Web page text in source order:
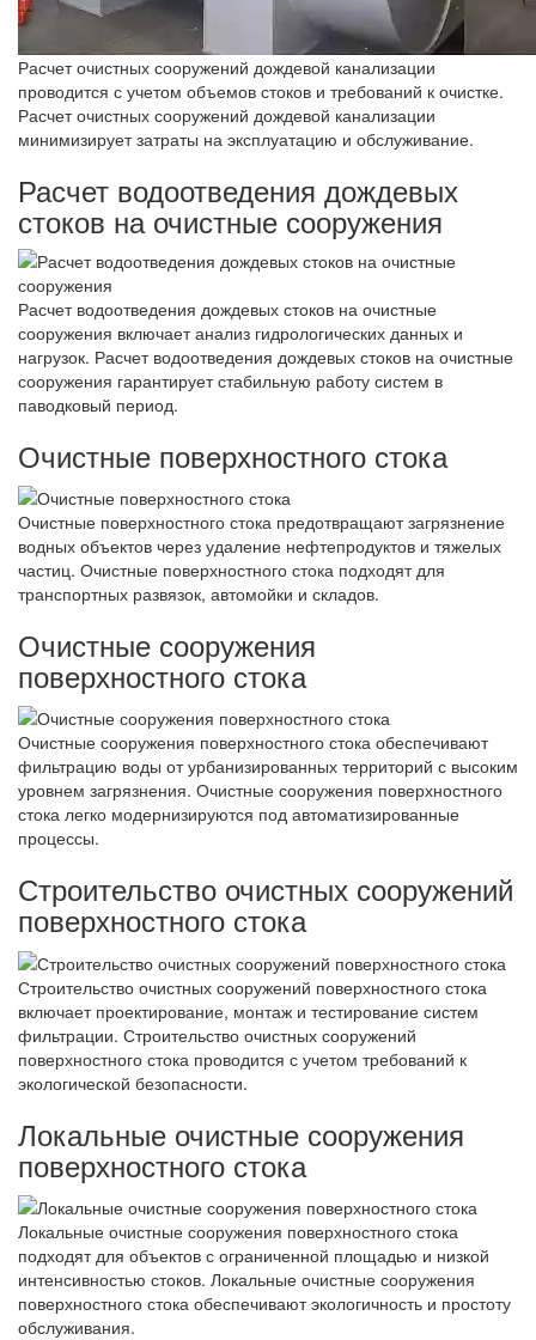
Расчет очистных сооружений дождевой канализации
проводится с учетом объемов стоков и требований к очистке.
Расчет очистных сооружений дождевой канализации
минимизирует затраты на эксплуатацию и обслуживание.
Расчет водоотведения дождевых
стоков на очистные сооружения
Расчет водоотведения дождевых стоков на очистные
сооружения включает анализ гидрологических данных и
нагрузок. Расчет водоотведения дождевых стоков на очистные
сооружения гарантирует стабильную работу систем в
паводковый период.
Очистные поверхностного стока
Очистные поверхностного стока предотвращают загрязнение
водных объектов через удаление нефтепродуктов и тяжелых
частиц. Очистные поверхностного стока подходят для
транспортных развязок, автомойки и складов.
Очистные сооружения
поверхностного стока
Очистные сооружения поверхностного стока обеспечивают
фильтрацию воды от урбанизированных территорий с высоким
уровнем загрязнения. Очистные сооружения поверхностного
стока легко модернизируются под автоматизированные
процессы.
Строительство очистных сооружений
поверхностного стока
Строительство очистных сооружений поверхностного стока
включает проектирование, монтаж и тестирование систем
фильтрации. Строительство очистных сооружений
поверхностного стока проводится с учетом требований к
экологической безопасности.
Локальные очистные сооружения
поверхностного стока
Локальные очистные сооружения поверхностного стока
подходят для объектов с ограниченной площадью и низкой
интенсивностью стоков. Локальные очистные сооружения
поверхностного стока обеспечивают экологичность и простоту
обслуживания.